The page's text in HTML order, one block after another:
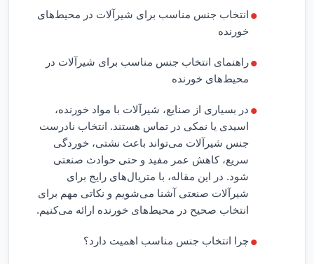
انتخاب جنس مناسب برای شیرآلات در محیط‌های
خورنده
راهنمای انتخاب جنس مناسب برای شیرآلات در
محیط‌های خورنده
در بسیاری از صنایع، شیرآلات با مواد خورنده،
اسیدی یا نمکی در تماس هستند. انتخاب نادرست
جنس شیرآلات می‌تواند باعث نشتی، خوردگی
سریع، کاهش عمر مفید و حتی حوادث صنعتی
شود. در این مقاله، با متریال‌های رایج برای
شیرآلات صنعتی آشنا می‌شویم و نکاتی مهم برای
انتخاب صحیح در محیط‌های خورنده ارائه می‌کنیم.
چرا انتخاب جنس مناسب اهمیت دارد؟